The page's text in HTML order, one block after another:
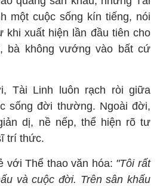
một cuộc sống kín tiếng, nói
khi xuất hiện lần đầu tiên cho
bà không vướng vào bất cứ
Tài Linh luôn rạch ròi giữa
sống đời thường. Ngoài đời,
dị, nề nếp, thể hiện rõ tư
trí thức.
với Thể thao văn hóa: "Tôi rất
và cuộc đời. Trên sân khấu